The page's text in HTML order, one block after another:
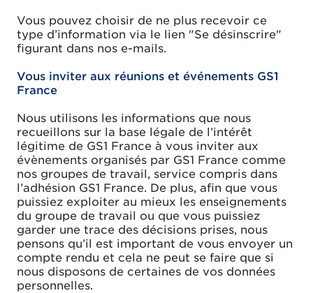
Vous pouvez choisir de ne plus recevoir ce
type d’information via le lien "Se désinscrire"
figurant dans nos e-mails.
Vous inviter aux réunions et événements GS1
France
Nous utilisons les informations que nous
recueillons sur la base légale de l’intérêt
légitime de GS1 France à vous inviter aux
évènements organisés par GS1 France comme
nos groupes de travail, service compris dans
l’adhésion GS1 France. De plus, afin que vous
puissiez exploiter au mieux les enseignements
du groupe de travail ou que vous puissiez
garder une trace des décisions prises, nous
pensons qu’il est important de vous envoyer un
compte rendu et cela ne peut se faire que si
nous disposons de certaines de vos données
personnelles.